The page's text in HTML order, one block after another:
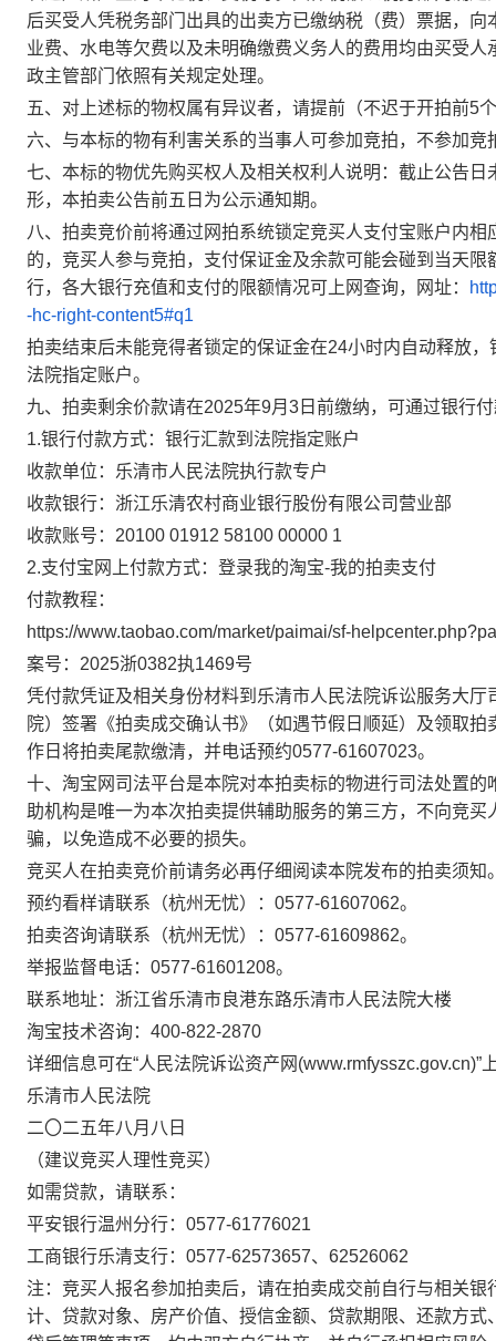
后买受人凭税务部门出具的出卖方已缴纳税（费）票据，
业费、水电等欠费以及未明确缴费义务人的费用均由买受
政主管部门依照有关规定处理。
五、对上述标的物权属有异议者，请提前（不迟于开拍前5
六、与本标的物有利害关系的当事人可参加竞拍，不参加
七、本标的物优先购买权人及相关权利人说明：截止公告
形，本拍卖公告前五日为公示通知期。
八、拍卖竞价前将通过网拍系统锁定竞买人支付宝账户内
的，竞买人参与竞拍，支付保证金及余款可能会碰到当天
行，各大银行充值和支付的限额情况可上网查询，网址：
-hc-right-content5#q1
拍卖结束后未能竞得者锁定的保证金在24小时内自动释放
法院指定账户。
九、拍卖剩余价款请在2025年9月 3 日 前缴纳，可通过银行
1.银行付款方式：银行汇款到法院指定账户
收款单位： 乐清市人民法院执行款专户
收款银行： 浙江乐清农村商业银行股份有限公司营业部
收款账号： 20100 01912 58100 00000 1
2.支付宝网上付款方式：登录我的淘宝-我的拍卖支付
付款教程：
https://www.taobao.com/market/paimai/sf-
案号： 2025浙0382执1469号
凭付款凭证及相关身份材料到 乐清市人民法院诉讼服务大厅
院）签署《拍卖成交确认书》（如遇节假日顺延）及领取
作日将拍卖尾款缴清，并电话预约0577-61607023。
十、淘宝网司法平台是本院对本拍卖标的物进行司法处置
助机构是唯一为本次拍卖提供辅助服务的第三方，不向竞
骗，以免造成不必要的损失。
竞买人在拍卖竞价前请务必再仔细阅读本院发布的拍卖须知
预约看样请联系（杭州无忧）： 0577-61607062。
拍卖咨询请联系 （杭州无忧） ： 0577-61609862。
举报监督电话： 0577-61601208。
联系地址：浙江省乐清市良港东路乐清市人民法院大楼
淘宝技术咨询： 400-822-2870
详细信息可在“人民法院诉讼资产网(www.rmfysszc.gov.cn)”
乐清市人民法院
二〇二五年八月八日
（建议竞买人理性竞买）
如需贷款，请联系：
平安银行温州分行： 0577-61776021
工商银行乐清支行： 0577-62573657、62526062
注：竞买人报名参加拍卖后，请在拍卖成交前自行与相关
计、贷款对象、房产价值、授信金额、贷款期限、还款方